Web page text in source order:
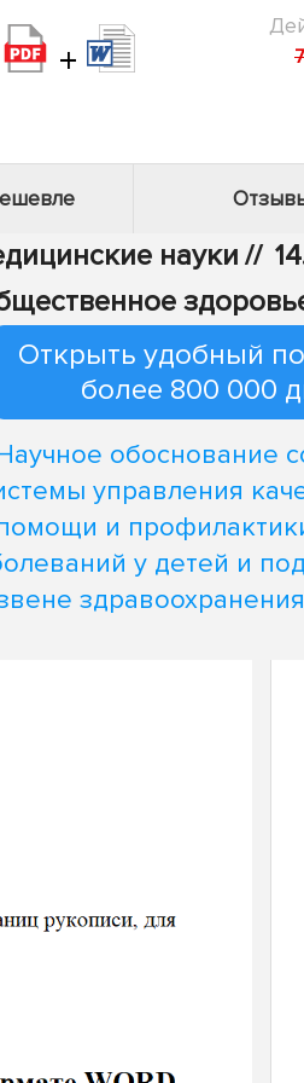
+
науки //
Открыть удобный
более 800 000
обоснование
управления
и
у детей и